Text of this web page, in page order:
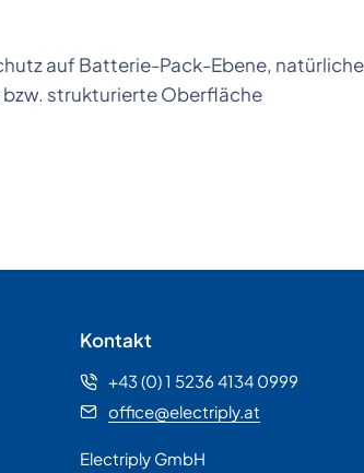
auf Batterie-Pack-Ebene,
bzw. strukturierte Oberfläche
Kontakt
+43 (0) 1 5236 4134 0999
office@electriply.at
Electriply GmbH